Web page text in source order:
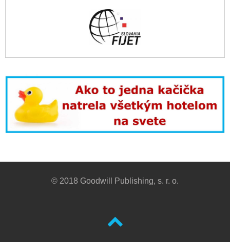
© 2018 Goodwill Publishing, s. r. o.